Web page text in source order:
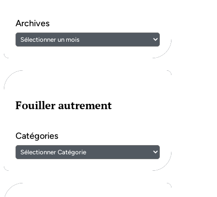
Archives
Fouiller autrement
Catégories